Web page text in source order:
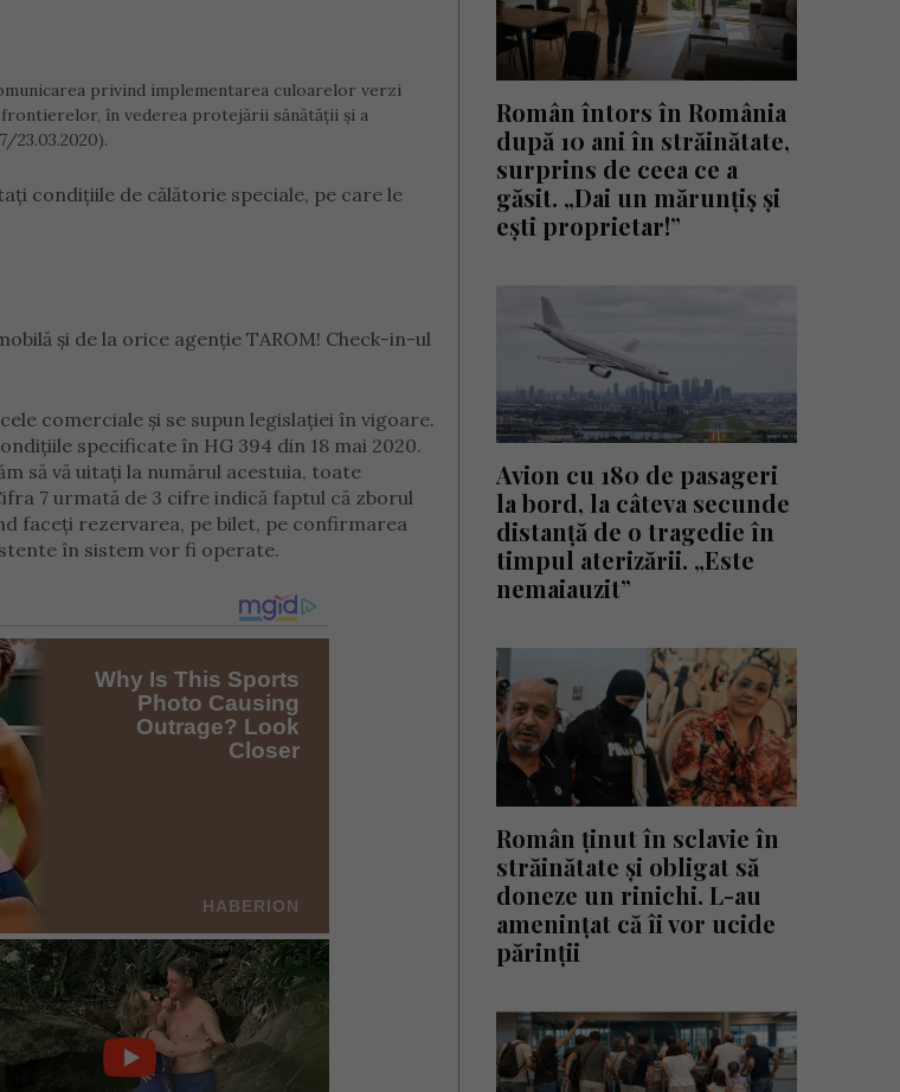
privind implementarea culoarelor verzi
în vederea protejării sănătății și a
23.03.2020).
condițiile de călătorie speciale, pe care le
și de la orice agenție TAROM! Check-in-ul
comerciale și se supun legislației în vigoare.
specificate în HG 394 din 18 mai 2020.
să vă uitați la numărul acestuia, toate
7 urmată de 3 cifre indică faptul că zborul
faceți rezervarea, pe bilet, pe confirmarea
în sistem vor fi operate.
Român întors în România
după 10 ani în străinătate,
surprins de ceea ce a
găsit. „Dai un mărunțiș și
ești proprietar!”
Avion cu 180 de pasageri
la bord, la câteva secunde
distanță de o tragedie în
timpul aterizării. „Este
nemaiauzit”
Român ținut în sclavie în
străinătate și obligat să
doneze un rinichi. L-au
amenințat că îi vor ucide
părinții